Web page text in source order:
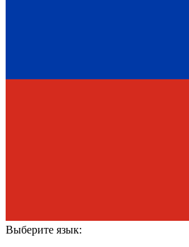
Выберите язык: